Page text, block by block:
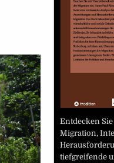
Entdecken
Migration,
tiefgreifende